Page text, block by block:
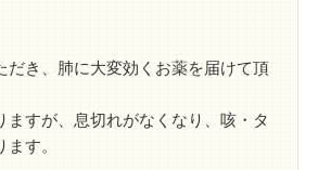
だき、肺に大変効くお薬を届けて頂
すが、息切れがなくなり、咳・タ
す。